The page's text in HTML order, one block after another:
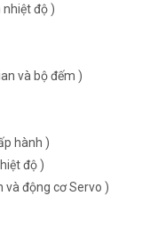
độ )
và bộ đếm )
hành )
độ )
và động cơ Servo )